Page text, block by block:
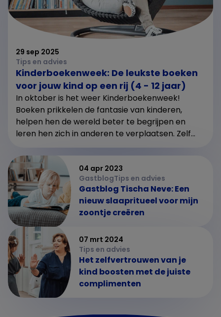
29 sep 2025
Tips en advies
Kinderboekenweek: De leukste boeken
voor jouw kind op een rij (4 - 12 jaar)
In oktober is het weer Kinderboekenweek!
Boeken prikkelen de fantasie van kinderen,
helpen hen de wereld beter te begrijpen en
leren hen zich in anderen te verplaatsen. Zelf...
04 apr 2023
GastblogTips en advies
Gastblog Tischa Neve: Een
nieuw slaapritueel voor mijn
zoontje creëren
07 mrt 2024
Tips en advies
Het zelfvertrouwen van je
kind boosten met de juiste
complimenten